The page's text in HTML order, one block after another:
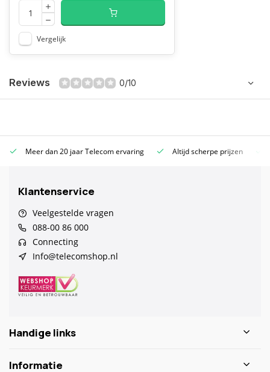
Vergelijk
Reviews 0/10
Meer dan 20 jaar Telecom ervaring Altijd scherpe prijzen
Klantenservice
Veelgestelde vragen
088-00 86 000
Connecting
Info@telecomshop.nl
Handige links
Informatie